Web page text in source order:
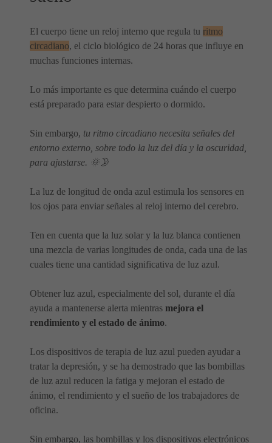
El cuerpo tiene un reloj interno que regula tu ritmo
circadiano, el ciclo biológico de 24 horas que influye en
muchas funciones internas.
Lo más importante es que determina cuándo el cuerpo
está preparado para estar despierto o dormido.
Sin embargo, tu ritmo circadiano necesita señales del
entorno externo, sobre todo la luz del día y la oscuridad,
para ajustarse. 🌞🌛
La luz de longitud de onda azul estimula los sensores en
los ojos para enviar señales al reloj interno del cerebro.
Ten en cuenta que la luz solar y la luz blanca contienen
una mezcla de varias longitudes de onda, cada una de las
cuales tiene una cantidad significativa de luz azul.
Obtener luz azul, especialmente del sol, durante el día
ayuda a mantenerse alerta mientras mejora el
rendimiento y el estado de ánimo.
Los dispositivos de terapia de luz azul pueden ayudar a
tratar la depresión, y se ha demostrado que las bombillas
de luz azul reducen la fatiga y mejoran el estado de
ánimo, el rendimiento y el sueño de los trabajadores de
oficina.
Sin embargo, las bombillas y los dispositivos electrónicos